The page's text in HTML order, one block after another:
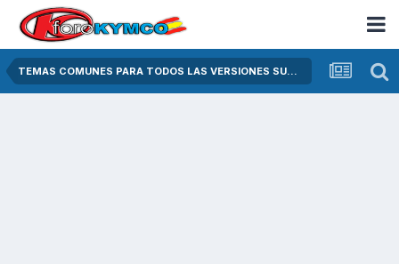
TEMAS COMUNES PARA TODOS LAS VERSIONES SUPER DINK